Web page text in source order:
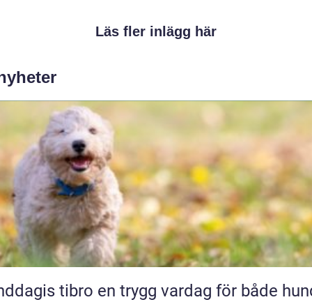
Läs fler inlägg här
en trygg vardag för både hund